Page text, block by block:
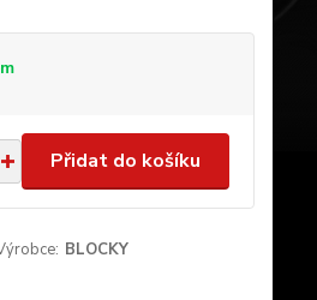
Přidat do košíku
BLOCKY